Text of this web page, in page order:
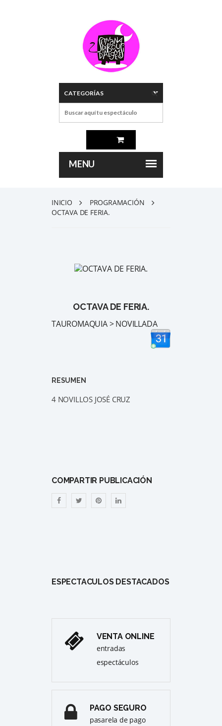
INICIO
PROGRAMACIÓN
OCTAVA DE FERIA.
OCTAVA DE FERIA.
TAUROMAQUIA > NOVILLADA
RESUMEN
4 NOVILLOS JOSÉ CRUZ
COMPARTIR PUBLICACIÓN
ESPECTÁCULOS DESTACADOS
VENTA ONLINE
entradas
espectáculos
PAGO SEGURO
pasarela de pago